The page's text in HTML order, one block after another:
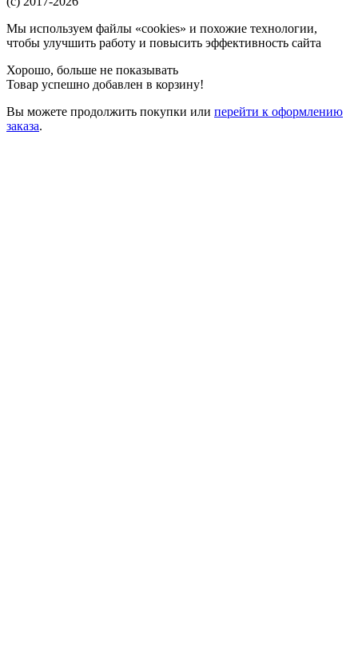
Мы используем файлы «cookies» и похожие технологии,
чтобы улучшить работу и повысить эффективность сайта
Хорошо, больше не показывать
Товар успешно добавлен в корзину!
Вы можете продолжить покупки или перейти к оформлению
заказа.